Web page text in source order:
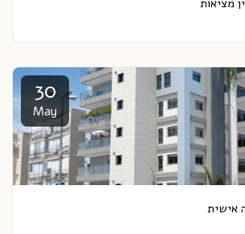
מציאות
30
May